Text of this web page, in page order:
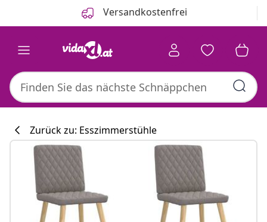
Versandkostenfrei
Zurück zu: Esszimmerstühle